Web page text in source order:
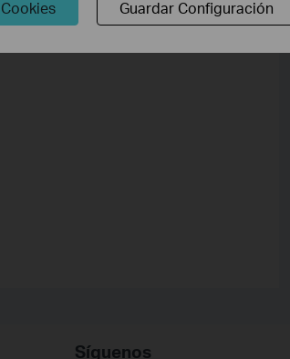
Síguenos
Guardar Configuración